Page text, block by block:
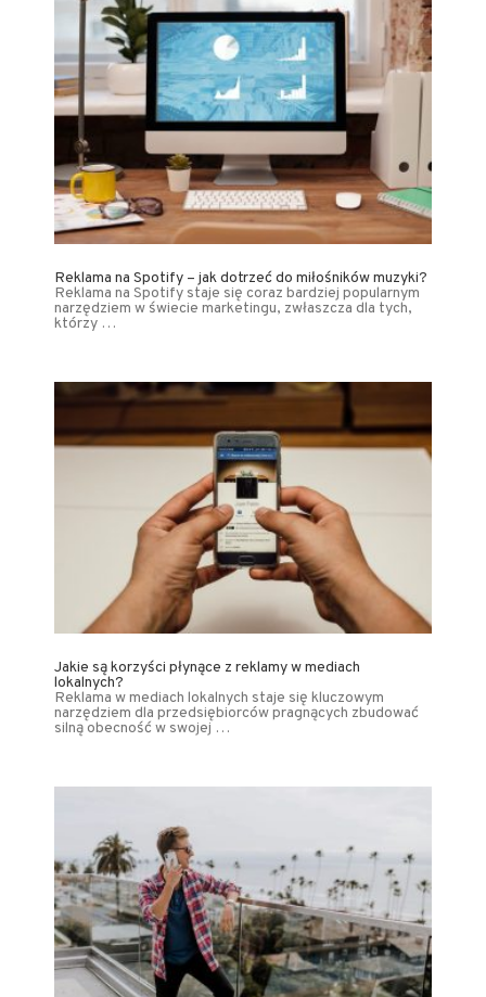
Reklama na Spotify – jak dotrzeć do miłośników muzyki?
Reklama na Spotify staje się coraz bardziej popularnym
narzędziem w świecie marketingu, zwłaszcza dla tych,
którzy …
Jakie są korzyści płynące z reklamy w mediach
lokalnych?
Reklama w mediach lokalnych staje się kluczowym
narzędziem dla przedsiębiorców pragnących zbudować
silną obecność w swojej …